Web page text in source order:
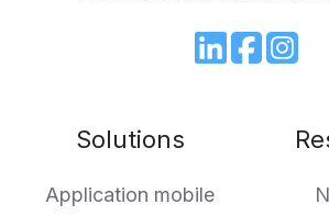
Join
Solutions
Application mobile